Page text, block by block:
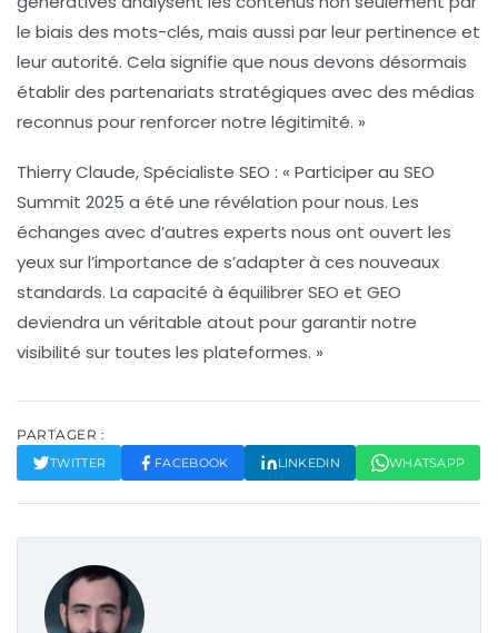
le biais des mots-clés, mais aussi par leur pertinence et
leur autorité. Cela signifie que nous devons désormais
établir des partenariats stratégiques avec des médias
reconnus pour renforcer notre légitimité. »
Thierry Claude, Spécialiste SEO : « Participer au SEO
Summit 2025 a été une révélation pour nous. Les
échanges avec d’autres experts nous ont ouvert les
yeux sur l’importance de s’adapter à ces nouveaux
standards. La capacité à équilibrerSEO et GEO
deviendra un véritable atout pour garantir notre
visibilité sur toutes les plateformes. »
PARTAGER :
TWITTER FACEBOOK LINKEDIN WHATSAPP